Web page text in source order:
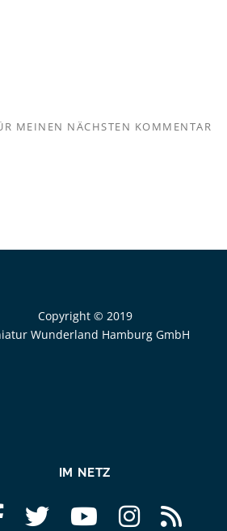
MEINEN NÄCHSTEN KOMMENTAR
Copyright © 2019
Wunderland Hamburg GmbH
IM NETZ